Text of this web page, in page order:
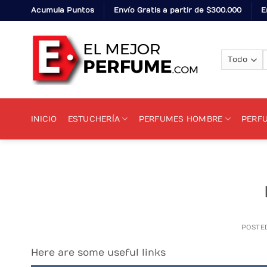
to
content
Acumula Puntos Envío Gratis a partir de $300.000
INICIO ESTUCHERÍA PERFUMES HOMBRE
Here are some useful links